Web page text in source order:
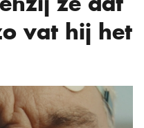
vat hij het